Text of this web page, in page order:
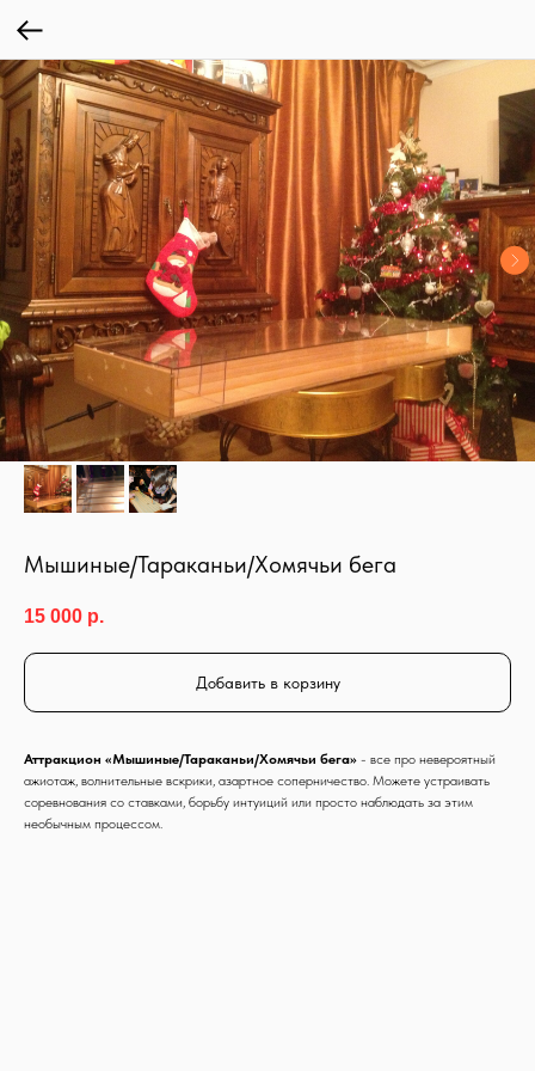
Мышиные/Тараканьи/Хомячьи бега
15 000 р.
Добавить в корзину
Аттракцион «Мышиные/Тараканьи/Хомячьи бега» - все про невероятный
ажиотаж, волнительные вскрики, азартное соперничество. Можете устраивать
соревнования со ставками, борьбу интуиций или просто наблюдать за этим
необычным процессом.